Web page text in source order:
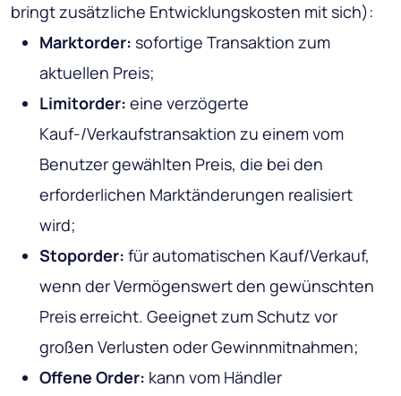
bringt zusätzliche Entwicklungskosten mit sich):
Marktorder: sofortige Transaktion zum
aktuellen Preis;
Limitorder: eine verzögerte
Kauf-/Verkaufstransaktion zu einem vom
Benutzer gewählten Preis, die bei den
erforderlichen Marktänderungen realisiert
wird;
Stoporder: für automatischen Kauf/Verkauf,
wenn der Vermögenswert den gewünschten
Preis erreicht. Geeignet zum Schutz vor
großen Verlusten oder Gewinnmitnahmen;
Offene Order: kann vom Händler